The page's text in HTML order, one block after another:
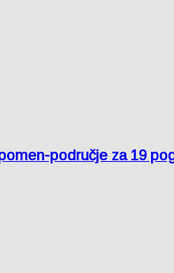
područje za 19